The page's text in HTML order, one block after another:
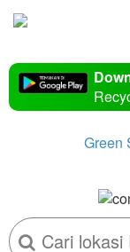
Green